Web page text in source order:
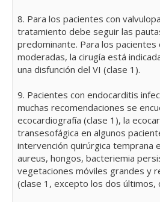
8. Para los pacientes con
tratamiento debe seguir las
predominante. Para los pacientes
moderadas, la cirugía está
una disfunción del VI (clase 1).
9. Pacientes con endocarditis
muchas recomendaciones se
ecocardiografía (clase 1), la
transesofágica en algunos
intervención quirúrgica temprana
aureus, hongos, bacteriemia
vegetaciones móviles grandes y
(clase 1, excepto los dos últimos,